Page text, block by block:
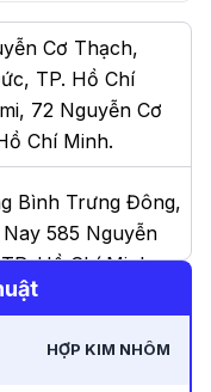
Cơ Thạch,
TP. Hồ Chí
72 Nguyễn Cơ
Chí Minh.
Bình Trưng Đông,
585 Nguyễn
Hồ Chí Minh.
Sơn Kỳ, Quận
93C Bờ Bao Tân
HỢP KIM NHÔM